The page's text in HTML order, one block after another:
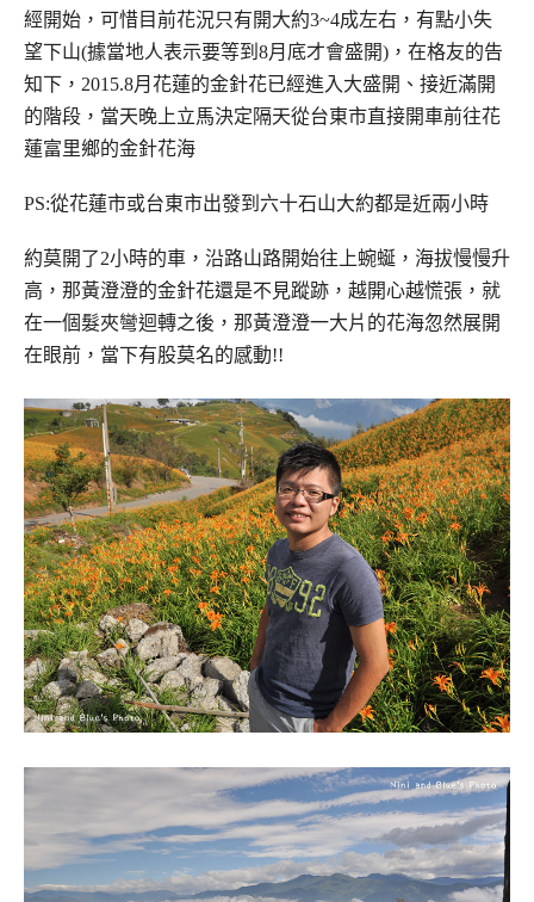
經開始， 可惜目前花況只有開大約3~4成左右，有點小失
望下山(據當地人表示要等到8月底才會盛開)， 在格友的告
知下，2015.8月花蓮的金針花已經進入大盛開、接近滿開
的階段， 當天晚上立馬決定隔天從台東市直接開車前往花
蓮富里鄉的金針花海
PS:從花蓮市或台東市出發到六十石山大約都是近兩小時
約莫開了2小時的車，沿路山路開始往上蜿蜒， 海拔慢慢升
高，那黃澄澄的金針花還是不見蹤跡，越開心越慌張， 就
在一個髮夾彎迴轉之後，那黃澄澄一大片的花海忽然展開
在眼前， 當下有股莫名的感動!!